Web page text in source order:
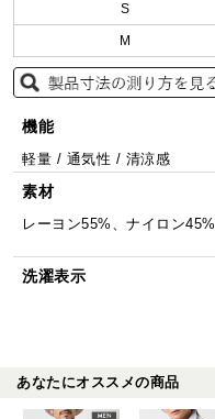
S
M
機能
軽量 / 通気性 / 清涼感
素材
レーヨン55%、ナイロン45%
洗濯表示
あなたにオススメの商品